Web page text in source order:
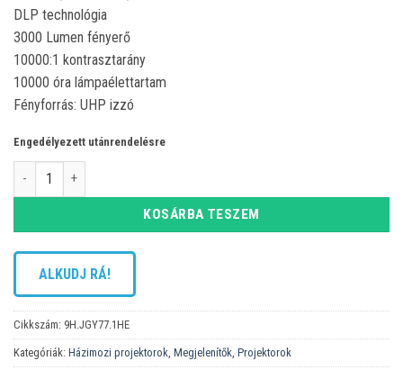
DLP technológia
3000 Lumen fényerő
10000:1 kontrasztarány
10000 óra lámpaélettartam
Fényforrás: UHP izzó
Engedélyezett utánrendelésre
BenQ TH671ST projektor mennyiség
KOSÁRBA TESZEM
ALKUDJ RÁ!
Cikkszám: 9H.JGY77.1HE
Kategóriák: Házimozi projektorok Megjelenítők Projektorok